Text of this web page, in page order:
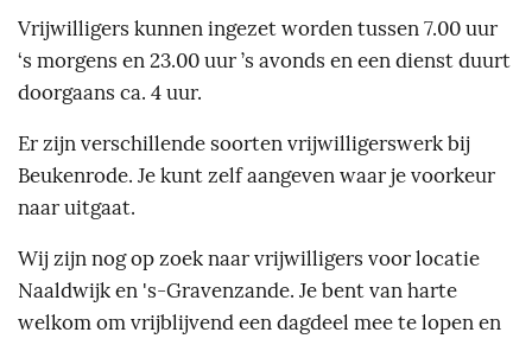
Vrijwilligers kunnen ingezet worden tussen 7.00 uur
‘s morgens en 23.00 uur ’s avonds en een dienst duurt
doorgaans ca. 4 uur.
Er zijn verschillende soorten vrijwilligerswerk bij
Beukenrode. Je kunt zelf aangeven waar je voorkeur
naar uitgaat.
Wij zijn nog op zoek naar vrijwilligers voor locatie
Naaldwijk en 's-Gravenzande. Je bent van harte
welkom om vrijblijvend een dagdeel mee te lopen en